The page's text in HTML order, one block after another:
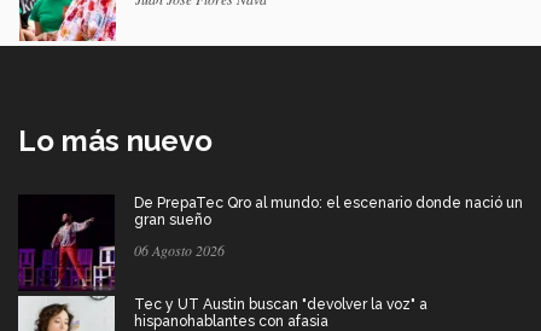
Lo más nuevo
De PrepaTec Qro al mundo: el escenario donde nació un
gran sueño
06 Agosto 2026
Tec y UT Austin buscan "devolver la voz" a
hispanohablantes con afasia